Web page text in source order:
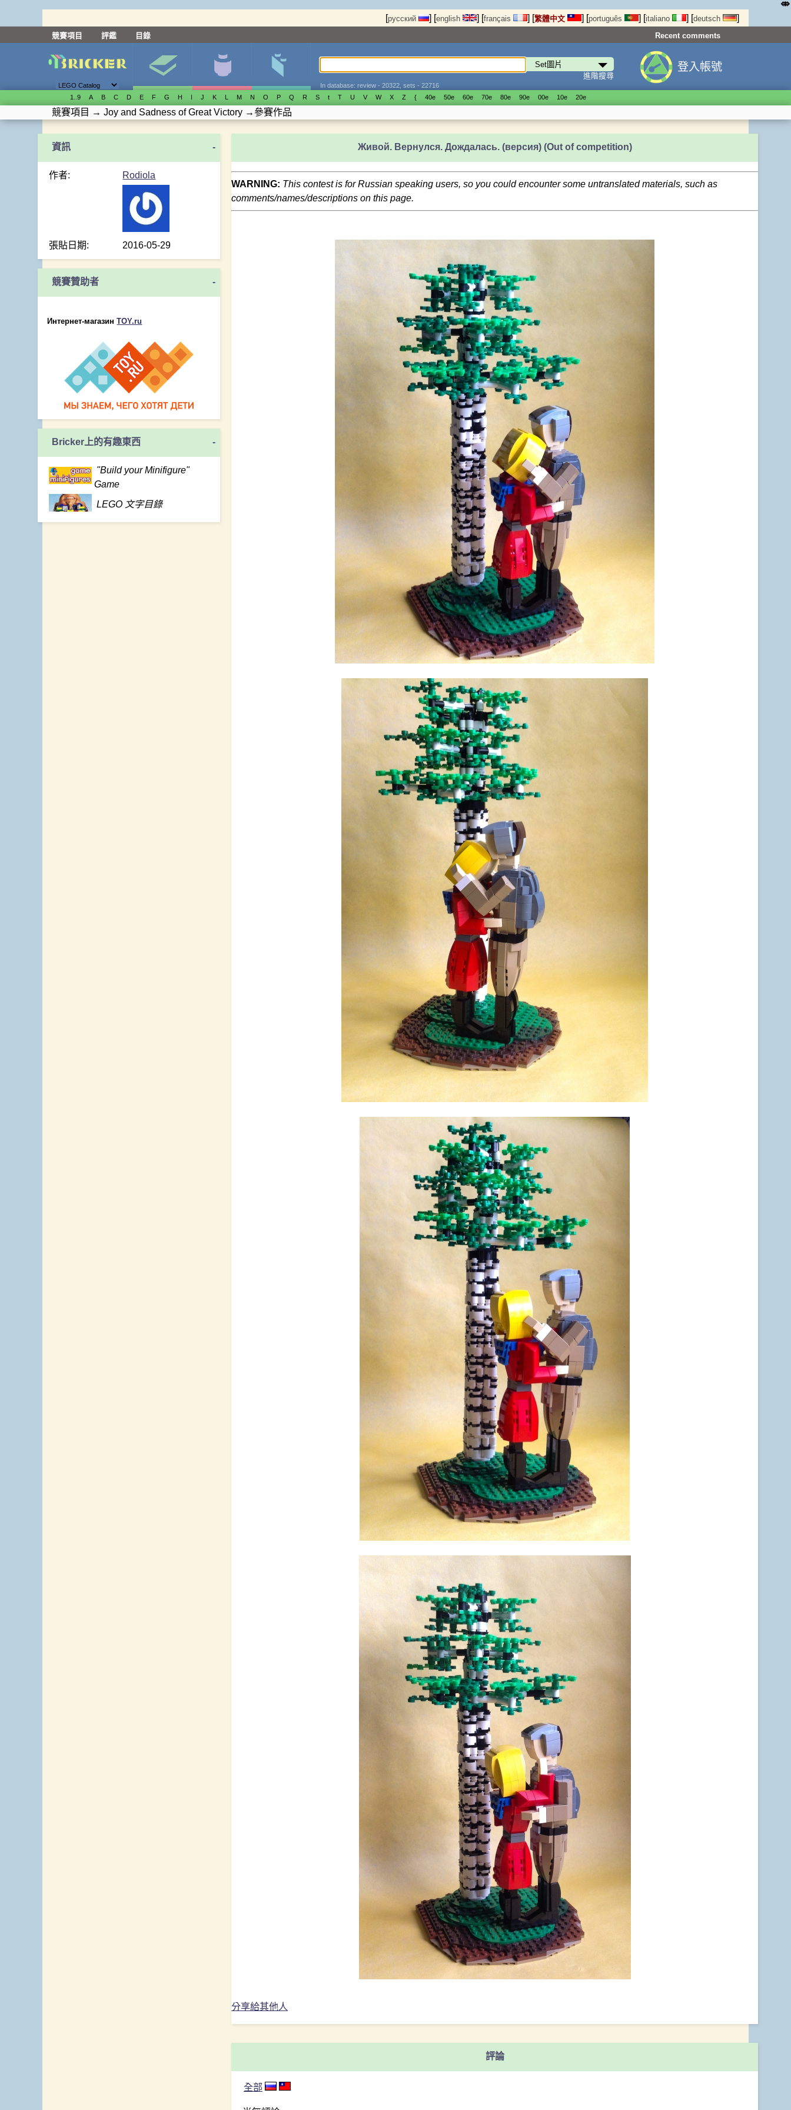
[русский ] [english ] [français ] [繁體中文 ] [português ] [italiano ] [deutsch ]
競賽項目 評鑑 目錄 Recent comments
進階搜尋
In database: review - 20322, sets - 22716
登入帳號
1..9 A B C D E F G H I J K L M N O P Q R S t T U V W X Z { 40е 50е 60е 70е 80е 90е 00е 10е 20е
競賽項目 → Joy and Sadness of Great Victory →參賽作品
-
作者: Rodiola
張貼日期: 2016-05-29
競賽贊助者 -
Интернет-магазинTOY.ru
Bricker上的有趣東西 -
"Build your Minifigure"
Game
LEGO 文字目錄
Живой. Вернулся. Дождалась. (версия)(Out of competition)
WARNING: This contest is for Russian speaking users, so you could encounter some untranslated materials, such as
comments/names/descriptions on this page.
分享給其他人
評論
全部
⤄